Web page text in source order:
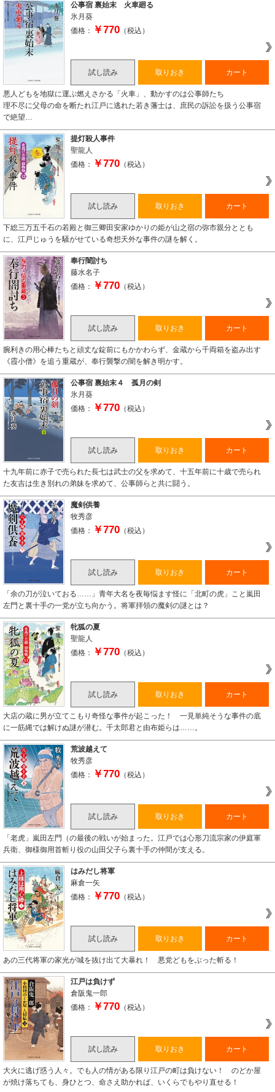
公事宿 裏始末 火車廻る
氷月葵
価格：
￥770 （税込）
試し読み 取りおき カート
悪人どもを地獄に運ぶ燃えさかる「火車」、動かすのは公事師たち
理不尽に父母の命を断たれ江戸に逃れた若き藩士は、庶民の訴訟を扱う公事宿
で絶望…
提灯殺人事件
聖龍人
価格：
￥770 （税込）
試し読み 取りおき カート
下総三万五千石の若殿と御三卿田安家ゆかりの姫が山之宿の弥市親分ととも
に、江戸じゅうを騒がせている奇想天外な事件の謎を解く。
奉行闇討ち
藤水名子
価格：
￥770 （税込）
試し読み 取りおき カート
腕利きの用心棒たちと頑丈な錠前にもかかわらず、金蔵から千両箱を盗み出す
《霞小僧》を追う重蔵が、奉行襲撃の闇を解き明かす。
公事宿 裏始末４ 孤月の剣
氷月葵
価格：
￥770 （税込）
試し読み 取りおき カート
十九年前に赤子で売られた長七は武士の父を求めて、十五年前に十歳で売られ
た友吉は生き別れの弟妹を求めて、公事師らと共に闘う。
魔剣供養
牧秀彦
価格：
￥770 （税込）
試し読み 取りおき カート
「余の刀が泣いておる……」青年大名を夜毎悩ます怪に「北町の虎」こと嵐田
左門と裏十手の一党が立ち向かう。将軍拝領の魔剣の謎とは？
牝狐の夏
聖龍人
価格：
￥770 （税込）
試し読み 取りおき カート
大店の蔵に男が立てこもり奇怪な事件が起こった！ 一見単純そうな事件の底
に一筋縄では解けぬ謎が潜む。千太郎君と由布姫らは……。
荒波越えて
牧秀彦
価格：
￥770 （税込）
試し読み 取りおき カート
「老虎」嵐田左門（の最後の戦いが始まった。江戸では心形刀流宗家の伊庭軍
兵衛、御様御用首斬り役の山田父子ら裏十手の仲間が支える。
はみだし将軍
麻倉一矢
価格：
￥770 （税込）
試し読み 取りおき カート
あの三代将軍の家光が城を抜け出て大暴れ！ 悪党どもをぶった斬る！
江戸は負けず
倉阪鬼一郎
価格：
￥770 （税込）
試し読み 取りおき カート
大火に逃げ惑う人々。でも人の情がある限り江戸の町は負けない！ のどか屋
が焼け落ちても、身ひとつ、命さえ助かれば、いくらでもやり直せる！